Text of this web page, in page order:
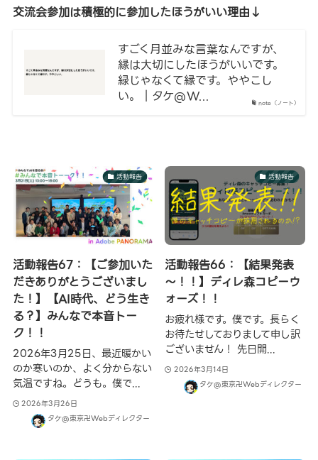
交流会参加は積極的に参加したほうがいい理由↓
note（ノート）
すごく月並みな言葉なんですが、
縁は大切にしたほうがいいです。
緑じゃなくて縁です。ややこし
い。｜タケ@W...
活動報告
活動報告67：【ご参加いた
だきありがとうございまし
た！】【AI時代、どう生き
る？】みんなで本音トー
ク！！
2026年3月25日、最近暖かい
のか寒いのか、よく分からない
気温ですね。どうも。僕で...
2026年3月26日
タケ@東京卍Webディレクター
活動報告
活動報告66：【結果発表
～！！】ディレ森コピーウ
ォーズ！！
お疲れ様です。僕です。長らく
お待たせしておりまして申し訳
ございません！ 先日開...
2026年3月14日
タケ@東京卍Webディレクター